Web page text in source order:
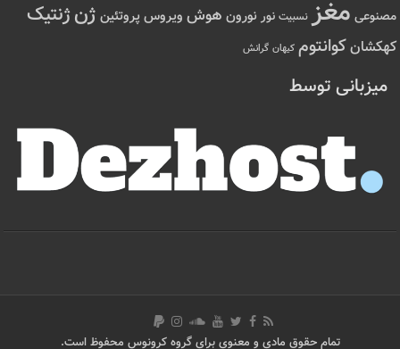
مصنوعی مغز نسبیت نور نورون هوش ویروس پروتئین ژنژنتیک
کهکشانکوانتوم کیهان گرانش
میزبانی توسط
تمام حقوق مادی و معنوی برای گروه کرونوس محفوظ است.